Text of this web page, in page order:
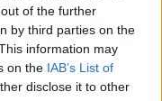
of the further
by third parties on the
information may
on the IAB’s List of
disclose it to other